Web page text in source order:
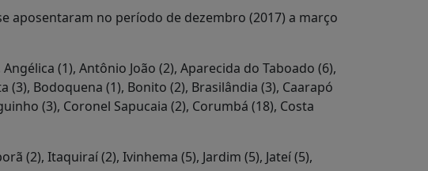
aposentaram no período de dezembro (2017) a março
(1), Antônio João (2), Aparecida do Taboado (6),
(3), Bodoquena (1), Bonito (2), Brasilândia (3), Caarapó
(3), Coronel Sapucaia (2), Corumbá (18), Costa
(2), Itaquiraí (2), Ivinhema (5), Jardim (5), Jateí (5),